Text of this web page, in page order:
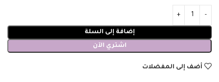
إضافة إلى السلة
اشتري الآن
أضف إلى المفضلات